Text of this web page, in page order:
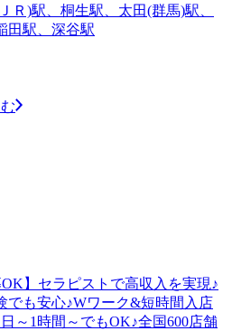
Ｒ)駅、桐生駅、太田(群馬)駅、
田駅、深谷駅
】セラピストで高収入を実現♪
でも安心♪Wワーク&短時間入店
～1時間～でもOK♪全国600店舗